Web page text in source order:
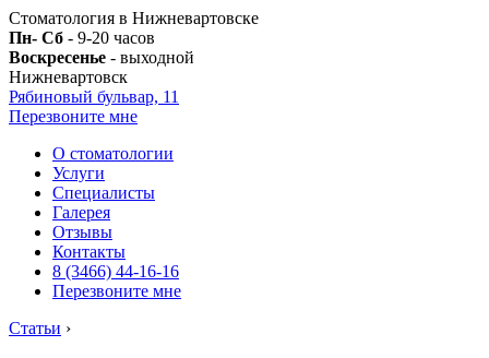
Стоматология в Нижневартовске
Пн- Сб - 9-20 часов
Воскресенье - выходной
Нижневартовск
Рябиновый бульвар, 11
Перезвоните мне
О стоматологии
Услуги
Специалисты
Галерея
Отзывы
Контакты
8 (3466) 44-16-16
Перезвоните мне
Статьи ›